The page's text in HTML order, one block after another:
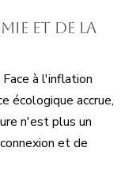
et de la
à l'inflation
écologique accrue,
n'est plus un
et de